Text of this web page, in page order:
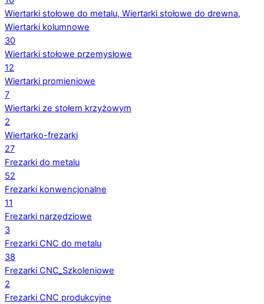
Wiertarki stołowe do metalu, Wiertarki stołowe do drewna,
Wiertarki kolumnowe
30
Wiertarki stołowe przemysłowe
12
Wiertarki promieniowe
7
Wiertarki ze stołem krzyżowym
2
Wiertarko-frezarki
27
Frezarki do metalu
52
Frezarki konwencjonalne
11
Frezarki narzędziowe
3
Frezarki CNC do metalu
38
Frezarki CNC_Szkoleniowe
2
Frezarki CNC produkcyjne